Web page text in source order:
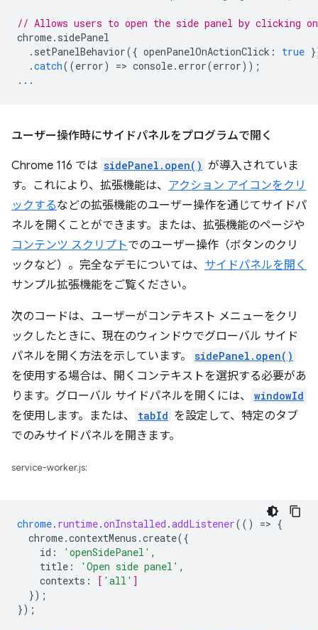
// Allows users to open the side panel by clicking
chrome. sidePanel
. setPanelBehavior({ openPanelOnActionClick : true
.catch((error) => console. error(error));
...
ユーザー操作時にサイドパネルをプログラムで開く
Chrome 116 では sidePanel.open() が導入されていま
す。これにより、拡張機能は、 アクション アイコンをクリ
ックするなどの拡張機能のユーザー操作を通じてサイドパ
ネルを開くことができます。または、拡張機能のページや
コンテンツ スクリプトでのユーザー操作（ボタンのクリ
ックなど）。完全なデモについては、 サイドパネルを開く
サンプル拡張機能をご覧ください。
次のコードは、ユーザーがコンテキスト メニューをクリ
ックしたときに、現在のウィンドウでグローバル サイド
パネルを開く方法を示しています。
sidePanel.open()
を使用する場合は、開くコンテキストを選択する必要があ
ります。グローバル サイドパネルを開くには、
windowId
を使用します。または、 tabId を設定して、特定のタブ
でのみサイドパネルを開きます。
service-worker.js:
chrome. runtime.onInstalled .addListener(() => {
chrome.contextMenus.create({
id : 'openSidePanel' ,
title : 'Open side panel' ,
contexts : [ 'all' ]
});
});